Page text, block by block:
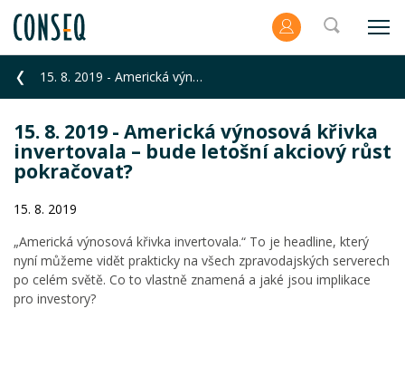
15. 8. 2019 - Americká výnosová křivka invertovala – bude letošní akciový růst pokračovat?
15. 8. 2019 - Americká výnosová křivka
invertovala – bude letošní akciový růst
pokračovat?
15. 8. 2019
„Americká výnosová křivka invertovala.“ To je headline, který
nyní můžeme vidět prakticky na všech zpravodajských serverech
po celém světě. Co to vlastně znamená a jaké jsou implikace
pro investory?